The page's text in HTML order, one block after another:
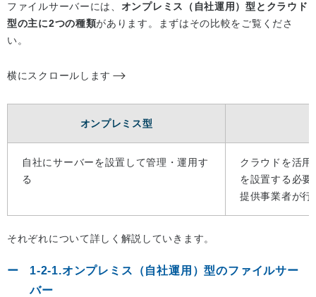
ファイルサーバーには、 オンプレミス（自社運用）型とクラウド
型の主に2つの種類があります。まずはその比較をご覧くださ
い。
横にスクロールします
オンプレミス型
自社にサーバーを設置して管理・運用す
る
クラウドを活
を設置する必
提供事業者が行
それぞれについて詳しく解説していきます。
1-2-1.オンプレミス（自社運用）型のファイルサー
バー